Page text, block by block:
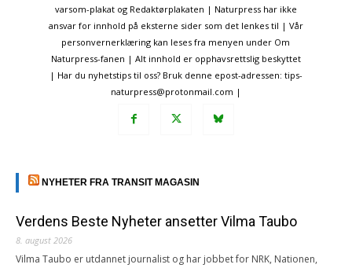
varsom-plakat og Redaktørplakaten | Naturpress har ikke
ansvar for innhold på eksterne sider som det lenkes til | Vår
personvernerklæring kan leses fra menyen under Om
Naturpress-fanen | Alt innhold er opphavsrettslig beskyttet
| Har du nyhetstips til oss? Bruk denne epost-adressen: tips-
naturpress@protonmail.com |
NYHETER FRA TRANSIT MAGASIN
Verdens Beste Nyheter ansetter Vilma Taubo
8. august 2026
Vilma Taubo er utdannet journalist og har jobbet for NRK, Nationen,